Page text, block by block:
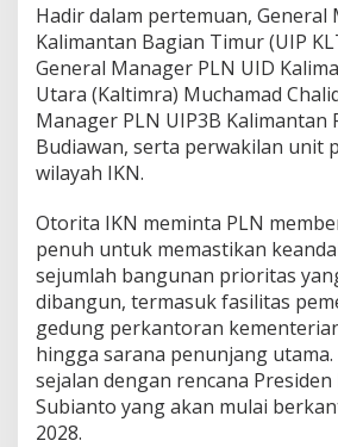
Hadir dalam pertemuan, General
Kalimantan Bagian Timur (UIP
General Manager PLN UID
Utara (Kaltimra) Muchamad
Manager PLN UIP3B Kalimantan
Budiawan, serta perwakilan unit
wilayah IKN.
Otorita IKN meminta PLN
penuh untuk memastikan
sejumlah bangunan prioritas
dibangun, termasuk fasilitas
gedung perkantoran
hingga sarana penunjang
sejalan dengan rencana
Subianto yang akan mulai
2028.